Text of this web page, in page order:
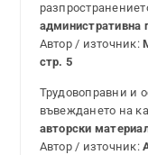
административна
Автор / източник:
стр. 5
Трудовоправни и
въвеждането на
авторски
Автор / източник: